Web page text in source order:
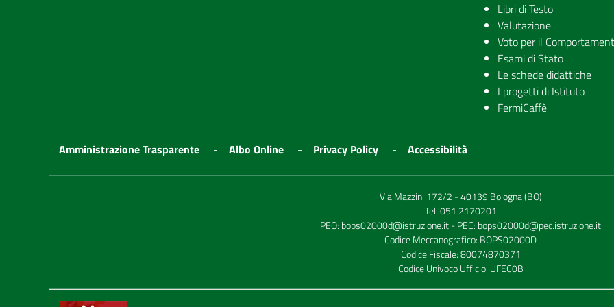
Libri di Testo
Valutazione
Voto per il
Esami di Stato
Le schede didattiche
I progetti di Istituto
FermiCaffè
Amministrazione Trasparente Albo Online Privacy Policy Accessibilità
Via Mazzini 172/2 - 40139 Bologna (BO)
Tel:051 2170201
PEO: bops02000d@istruzione.it- PEC: bops02000d@pec.istruzione.it
Codice Meccanografico: BOPS02000D
Codice Fiscale: 80074870371
Codice Univoco Ufficio: UFEC0B